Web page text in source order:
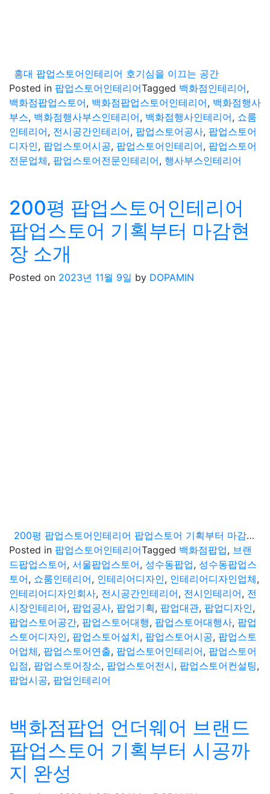
홍대 팝업스토어인테리어 호기심을 이끄는 공간
Posted in 팝업스토어인테리어Tagged 백화점인테리어,
백화점팝업스토어, 백화점팝업스토어인테리어, 백화점행사
부스, 백화점행사부스인테리어, 백화점행사인테리어, 쇼룸
인테리어, 전시공간인테리어, 팝업스토어공사, 팝업스토어
디자인, 팝업스토어시공, 팝업스토어인테리어, 팝업스토어
전문업체, 팝업스토어전문인테리어, 행사부스인테리어
200평 팝업스토어인테리어
팝업스토어 기획부터 마감현
장 소개
Posted on 2023년 11월 9일 by DOPAMIN
200평 팝업스토어인테리어 팝업스토어 기획부터 마감현장 소개
Posted in 팝업스토어인테리어Tagged 백화점팝업, 브랜
드팝업스토어, 서울팝업스토어, 성수동팝업, 성수동팝업스
토어, 쇼룸인테리어, 인테리어디자인, 인테리어디자인업체,
인테리어디자인회사, 전시공간인테리어, 전시인테리어, 전
시장인테리어, 팝업공사, 팝업기획, 팝업대관, 팝업디자인,
팝업스토어공간, 팝업스토어대행, 팝업스토어대행사, 팝업
스토어디자인, 팝업스토어설치, 팝업스토어시공, 팝업스토
어업체, 팝업스토어연출, 팝업스토어인테리어, 팝업스토어
입점, 팝업스토어장소, 팝업스토어전시, 팝업스토어컨설팅,
팝업시공, 팝업인테리어
백화점팝업 언더웨어 브랜드
팝업스토어 기획부터 시공까
지 완성